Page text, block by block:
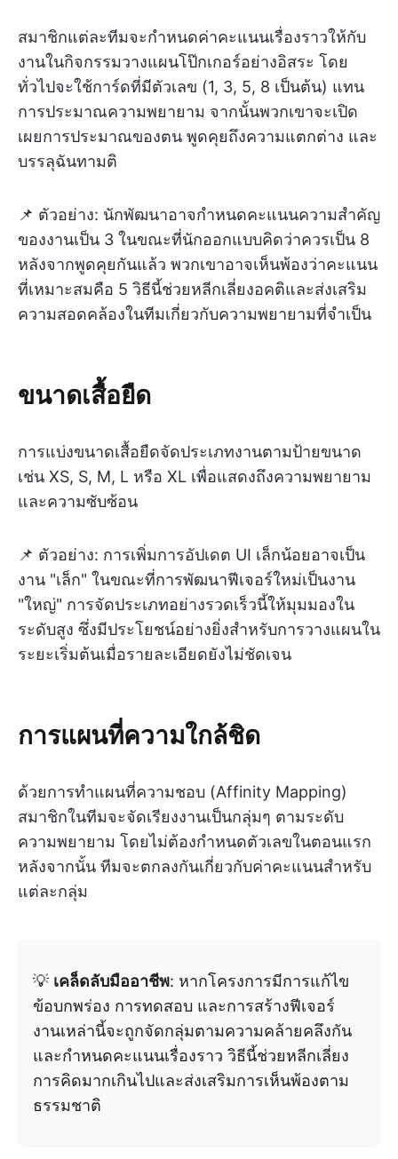
สมาชิกแต่ละทีมจะกำหนดค่าคะแนนเรื่องราวให้กับ
งานในกิจกรรมวางแผนโป๊กเกอร์อย่างอิสระ โดย
ทั่วไปจะใช้การ์ดที่มีตัวเลข (1, 3, 5, 8 เป็นต้น) แทน
การประมาณความพยายาม จากนั้นพวกเขาจะเปิด
เผยการประมาณของตน พูดคุยถึงความแตกต่าง และ
บรรลุฉันทามติ
📌 ตัวอย่าง: นักพัฒนาอาจกำหนดคะแนนความสำคัญ
ของงานเป็น 3 ในขณะที่นักออกแบบคิดว่าควรเป็น 8
หลังจากพูดคุยกันแล้ว พวกเขาอาจเห็นพ้องว่าคะแนน
ที่เหมาะสมคือ 5 วิธีนี้ช่วยหลีกเลี่ยงอคติและส่งเสริม
ความสอดคล้องในทีมเกี่ยวกับความพยายามที่จำเป็น
ขนาดเสื้อยืด
การแบ่งขนาดเสื้อยืดจัดประเภทงานตามป้ายขนาด
เช่น XS, S, M, L หรือ XL เพื่อแสดงถึงความพยายาม
และความซับซ้อน
📌 ตัวอย่าง: การเพิ่มการอัปเดต UI เล็กน้อยอาจเป็น
งาน "เล็ก" ในขณะที่การพัฒนาฟีเจอร์ใหม่เป็นงาน
"ใหญ่" การจัดประเภทอย่างรวดเร็วนี้ให้มุมมองใน
ระดับสูง ซึ่งมีประโยชน์อย่างยิ่งสำหรับการวางแผนใน
ระยะเริ่มต้นเมื่อรายละเอียดยังไม่ชัดเจน
การแผนที่ความใกล้ชิด
ด้วยการทำแผนที่ความชอบ (Affinity Mapping)
สมาชิกในทีมจะจัดเรียงงานเป็นกลุ่มๆ ตามระดับ
ความพยายาม โดยไม่ต้องกำหนดตัวเลขในตอนแรก
หลังจากนั้น ทีมจะตกลงกันเกี่ยวกับค่าคะแนนสำหรับ
แต่ละกลุ่ม
💡 เคล็ดลับมืออาชีพ: หากโครงการมีการแก้ไข
ข้อบกพร่อง การทดสอบ และการสร้างฟีเจอร์
งานเหล่านี้จะถูกจัดกลุ่มตามความคล้ายคลึงกัน
และกำหนดคะแนนเรื่องราว วิธีนี้ช่วยหลีกเลี่ยง
การคิดมากเกินไปและส่งเสริมการเห็นพ้องตาม
ธรรมชาติ